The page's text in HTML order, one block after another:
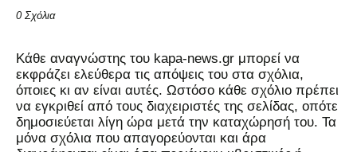
0 Σχόλια
Kάθε αναγνώστης του kapa-news.gr μπορεί να
εκφράζει ελεύθερα τις απόψεις του στα σχόλια,
όποιες κι αν είναι αυτές. Ωστόσο κάθε σχόλιο πρέπει
να εγκριθεί από τους διαχειριστές της σελίδας, οπότε
δημοσιεύεται λίγη ώρα μετά την καταχώρησή του. Τα
μόνα σχόλια που απαγορεύονται και άρα